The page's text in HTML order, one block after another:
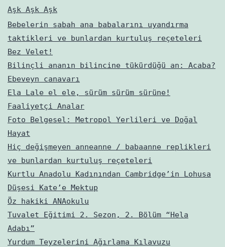
Aşk Aşk Aşk
Bebelerin sabah ana babalarını uyandırma
taktikleri ve bunlardan kurtuluş reçeteleri
Bez Velet!
Bilinçli ananın bilincine tükürdüğü an: Acaba?
Ebeveyn canavarı
Ela Lale el ele, sürüm sürüm sürüne!
Faaliyetçi Analar
Foto Belgesel: Metropol Yerlileri ve Doğal
Hayat
Hiç değişmeyen anneanne / babaanne replikleri
ve bunlardan kurtuluş reçeteleri
Kurtlu Anadolu Kadınından Cambridge’in Lohusa
Düşesi Kate’e Mektup
Öz hakiki ANAokulu
Tuvalet Eğitimi 2. Sezon, 2. Bölüm “Hela
Adabı”
Yurdum Teyzelerini Ağırlama Kılavuzu